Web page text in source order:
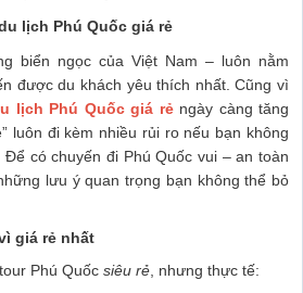
lịch Phú Quốc giá rẻ
biển ngọc của Việt Nam – luôn nằm
được du khách yêu thích nhất. Cũng vì
lịch Phú Quốc giá rẻngày càng tăng
luôn đi kèm nhiều rủi ro nếu bạn không
có chuyến đi Phú Quốc vui – an toàn
lưu ý quan trọng bạn không thể bỏ
giá rẻ nhất
Phú Quốc siêu rẻ , nhưng thực tế: